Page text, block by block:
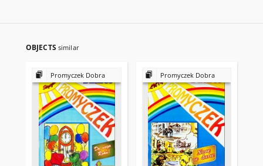
OBJECTS similar
Promyczek Dobra Promyczek Dobra